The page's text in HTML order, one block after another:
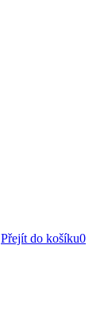
Přejít do košíku0